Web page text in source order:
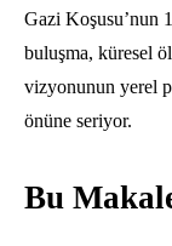
Gazi Koşusu’nun
buluşma, küresel
vizyonunun yerel
önüne seriyor.
Bu